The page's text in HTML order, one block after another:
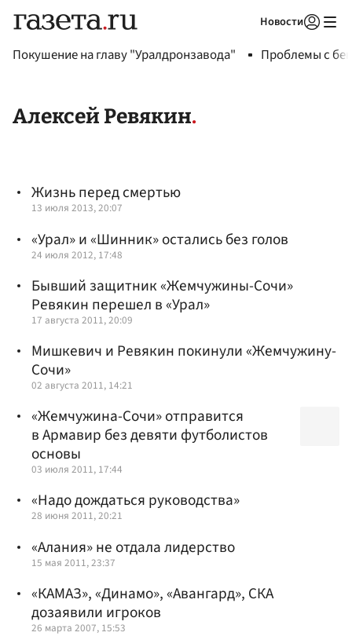
Новости
Покушение на главу "Уралдронзавода" Проблемы с
Алексей Ревякин
Жизнь перед смертью
13 июля 2013, 20:07
«Урал» и «Шинник» остались без голов
24 июля 2012, 17:48
Бывший защитник «Жемчужины-Сочи»
Ревякин перешел в «Урал»
17 августа 2011, 20:09
Мишкевич и Ревякин покинули «Жемчужину-
Сочи»
02 августа 2011, 14:21
«Жемчужина-Сочи» отправится
в Армавир без девяти футболистов
основы
03 июля 2011, 17:44
«Надо дождаться руководства»
28 июня 2011, 20:21
«Алания» не отдала лидерство
15 мая 2011, 23:37
«КАМАЗ», «Динамо», «Авангард», СКА
дозаявили игроков
26 марта 2007, 15:53